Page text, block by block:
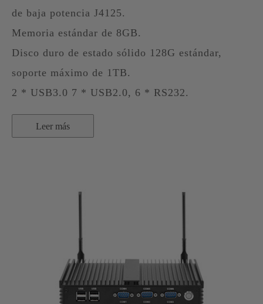
de baja potencia J4125.
Memoria estándar de 8GB.
Disco duro de estado sólido 128G estándar,
soporte máximo de 1TB.
2 * USB3.0 7 * USB2.0, 6 * RS232.
Leer más